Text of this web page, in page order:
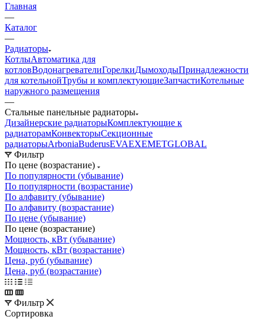
Главная
—
Каталог
—
Радиаторы
КотлыАвтоматика для
котловВодонагревателиГорелкиДымоходыПринадлежности
для котельнойТрубы и комплектующиеЗапчастиКотельные
наружного размещения
—
Стальные панельные радиаторы
Дизайнерские радиаторыКомплектующие к
радиаторамКонвекторыСекционные
радиаторыArboniaBuderusEVAEXEMETGLOBAL
Фильтр
По цене (возрастание)
По популярности (убывание)
По популярности (возрастание)
По алфавиту (убывание)
По алфавиту (возрастание)
По цене (убывание)
По цене (возрастание)
Мощность, кВт (убывание)
Мощность, кВт (возрастание)
Цена, руб (убывание)
Цена, руб (возрастание)
Фильтр
Сортировка